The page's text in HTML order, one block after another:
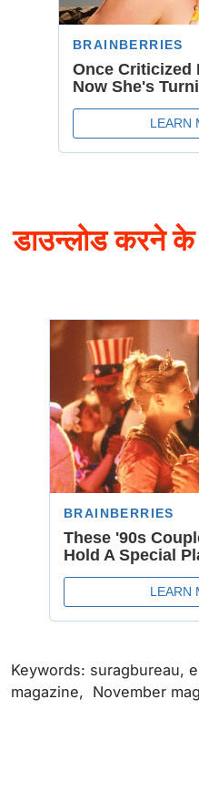
डाउन्लोड करने
Keywords: suragbureau,
magazine, November